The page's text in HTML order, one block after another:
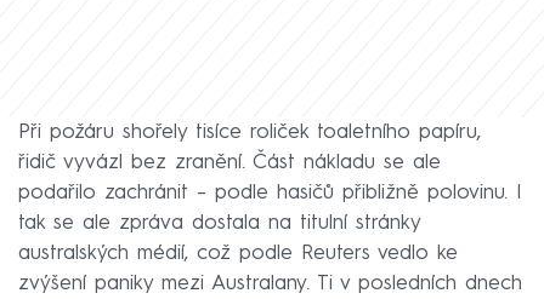
Při požáru shořely tisíce roliček toaletního papíru,
řidič vyvázl bez zranění. Část nákladu se ale
podařilo zachránit – podle hasičů přibližně polovinu. I
tak se ale zpráva dostala na titulní stránky
australských médií, což podle Reuters vedlo ke
zvýšení paniky mezi Australany. Ti v posledních dnech